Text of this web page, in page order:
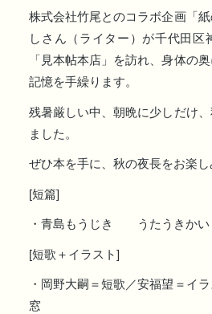
株式会社竹尾とのコラボ企画「
しさん（ライター）が千代田区
「見本帖本店」を訪れ、身体の
記憶を手繰ります。
残暑厳しい中、朝晩に少しだけ
ました。
ぜひ本を手に、秋の夜長をお楽し
[短篇]
・青島もうじき うたうきかい
[短歌＋イラスト]
・岡野大嗣＝短歌／安福望
窓